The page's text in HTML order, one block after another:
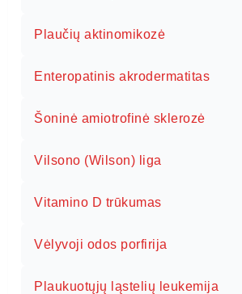
Plaučių aktinomikozė
Enteropatinis akrodermatitas
Šoninė amiotrofinė sklerozė
Vilsono (Wilson) liga
Vitamino D trūkumas
Vėlyvoji odos porfirija
Plaukuotųjų ląstelių leukemija